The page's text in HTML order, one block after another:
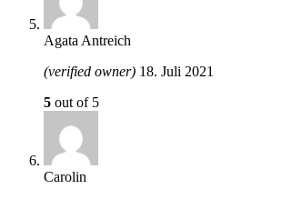
Agata Antreich
(verified owner) 18. Juli 2021
5 out of 5
Carolin